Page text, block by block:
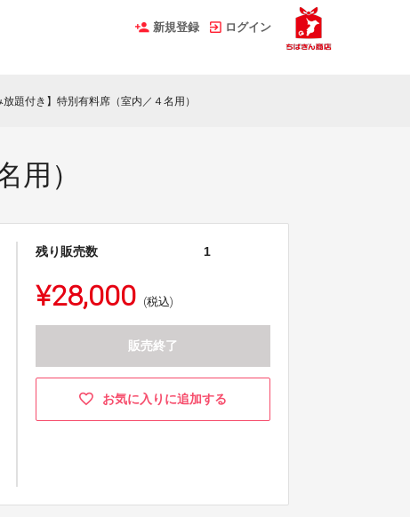
新規登録 ログイン
放題付き】特別有料席（室内／４名用）
用）
残り販売数 1
¥28,000 (税込)
販売終了
お気に入りに追加する